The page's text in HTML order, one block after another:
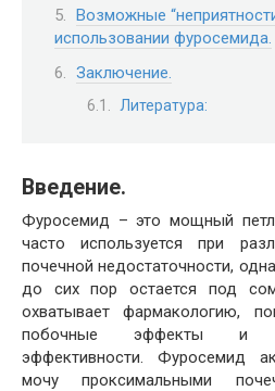
Возможные
использовании фуросемида.
Заключение.
Литература:
Введение.
Фуросемид – это мощный
часто используется при
почечной недостаточности,
до сих пор остается под
охватывает фармакологию,
побочные эффекты и
эффективности. Фуросемид
мочу проксимальными